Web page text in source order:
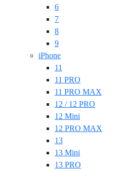
6
7
8
9
iPhone
11
11 PRO
11 PRO MAX
12 / 12 PRO
12 Mini
12 PRO MAX
13
13 Mini
13 PRO